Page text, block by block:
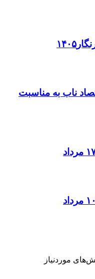
ناب به مناسبت
موردنیاز